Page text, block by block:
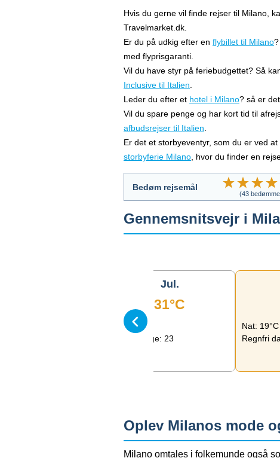
Hvis du gerne vil finde rejser til Milano,
Travelmarket.dk.
Er du på udkig efter en flybillet til Milano
med flyprisgaranti.
Vil du have styr på feriebudgettet? Så
Inclusive til Italien
Leder du efter et hotel i Milano? så er
Vil du spare penge og har kort tid til
afbudsrejser til Italien
Er det et storbyeventyr, som du er ved
storbyferie Milano , hvor du finder en
Bedøm rejsemål
(43
Gennemsnitsvejr i
Jul.
31°C
Nat: 19°C
Regnfri dage: 23
Nat: 19°C
Regnfri
Oplev Milanos mode
Milano omtales i folkemunde også